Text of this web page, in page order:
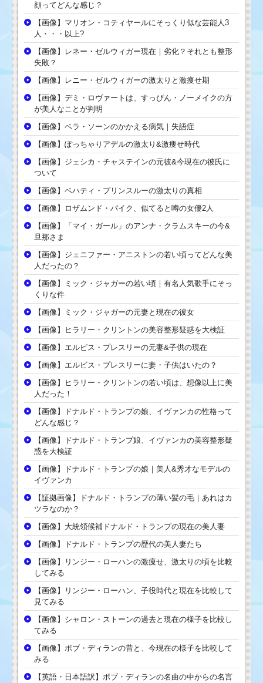
顔ってどんな感じ？
【画像】マリオン・コティヤールにそっくり似な芸能人3
人・・・以上?
【画像】レネー・ゼルウィガー現在｜劣化？それとも整形
失敗？
【画像】レニー・ゼルウィガーの激太りと激痩せ期
【画像】デミ・ロヴァートは、すっぴん・ノーメイクの方
が美人なことが判明
【画像】ベラ・ソーンのかかえる病気｜失語症
【画像】ぽっちゃりアデルの激太り&激痩せ時代
【画像】ジェシカ・チャステインの元彼&今現在の彼氏に
ついて
【画像】ベハティ・プリンスルーの激太りの真相
【画像】ロザムンド・パイク、似てると噂の女優2人
【画像】「マイ・ガール」のアンナ・クラムスキーの今&
旦那さま
【画像】ジェニファー・アニストンの若い頃ってどんな美
人だったの？
【画像】ミック・ジャガーの若い頃｜有名人気歌手にそっ
くりな件
【画像】ミック・ジャガーの元妻と現在の彼女
【画像】ヒラリー・クリントンの美容整形疑惑を大検証
【画像】エルビス・プレスリーの元妻&子供の現在
【画像】エルビス・プレスリーに妻・子供はいたの？
【画像】ヒラリー・クリントンの若い頃は、想像以上に美
人だった！
【画像】ドナルド・トランプの娘、イヴァンカの性格って
どんな感じ？
【画像】ドナルド・トランプ娘、イヴァンカの美容整形疑
惑を大検証
【画像】ドナルド・トランプの娘｜美人&秀才なモデルの
イヴァンカ
【証拠画像】ドナルド・トランプの薄い髪の毛｜あれはカ
ツラなのか？
【画像】大統領候補ドナルド・トランプの現在の美人妻
【画像】ドナルド・トランプの歴代の美人妻たち
【画像】リンジー・ローハンの激痩せ、激太りの頃を比較
してみる
【画像】リンジー・ローハン、子役時代と現在を比較して
見てみる
【画像】シャロン・ストーンの過去と現在の様子を比較し
てみる
【画像】ボブ・ディランの昔と、今現在の様子を比較して
みる
【英語・日本語訳】ボブ・ディランの名曲の中からの名言